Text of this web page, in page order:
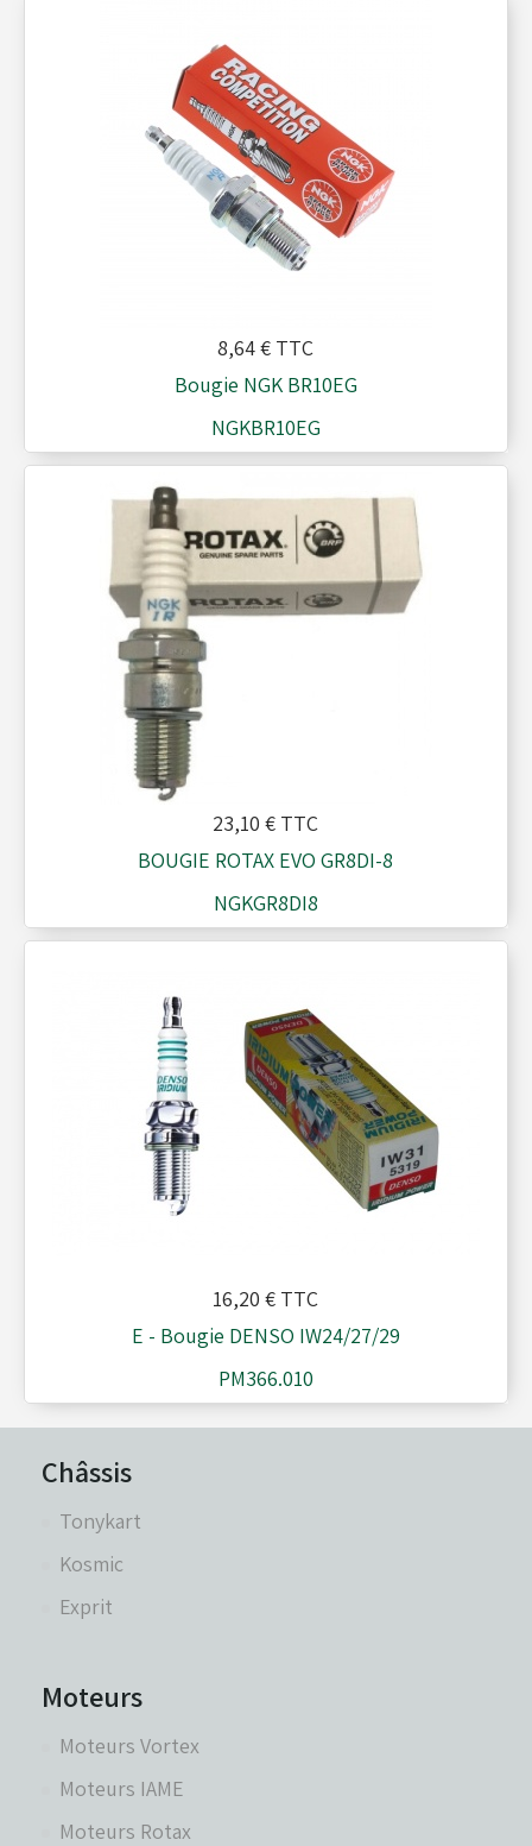
8,64 € TTC
Bougie NGK BR10EG
NGKBR10EG
23,10 € TTC
BOUGIE ROTAX EVO GR8DI-8
NGKGR8DI8
16,20 € TTC
E - Bougie DENSO IW24/27/29
PM366.010
Châssis
Tonykart
Kosmic
Exprit
Moteurs
Moteurs Vortex
Moteurs IAME
Moteurs Rotax